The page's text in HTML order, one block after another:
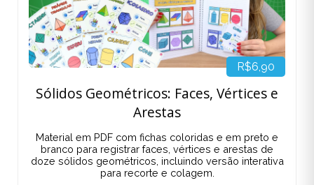
R$6,90
Sólidos Geométricos: Faces, Vértices e
Arestas
Material em PDF com fichas coloridas e em preto e
branco para registrar faces, vértices e arestas de
doze sólidos geométricos, incluindo versão interativa
para recorte e colagem.